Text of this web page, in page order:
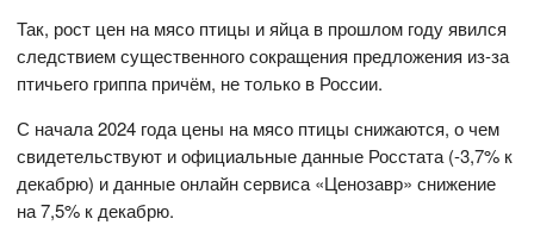
Так, рост цен на мясо птицы и яйца в прошлом году явился
следствием существенного сокращения предложения из-за
птичьего гриппа причём, не только в России.
С начала 2024 года цены на мясо птицы снижаются, о чем
свидетельствуют и официальные данные Росстата (-3,7% к
декабрю) и данные онлайн сервиса «Ценозавр» снижение
на 7,5% к декабрю.